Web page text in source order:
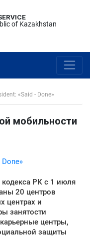
of Kazakhstan
«Said - Done»
мобильности
РК с 1 июля
20 центров
центрах и
занятости
центры,
защиты